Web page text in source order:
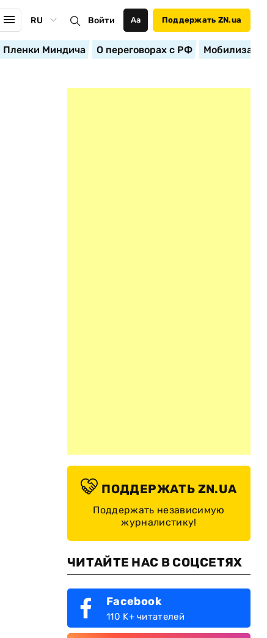
RU Войти Аа Поддержать ZN.ua
Пленки Миндича О переговорах с РФ
ПОДДЕРЖАТЬ ZN.UA
Поддержать независимую
журналистику!
ЧИТАЙТЕ НАС В СОЦСЕТЯХ
Facebook
110 K+ читателей